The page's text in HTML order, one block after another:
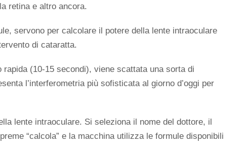
retina e altro ancora.
servono per calcolare il potere della lente intraoculare
di cataratta.
(10-15 secondi), viene scattata una sorta di
l’interferometria più sofisticata al giorno d’oggi per
lente intraoculare. Si seleziona il nome del dottore, il
“calcola” e la macchina utilizza le formule disponibili